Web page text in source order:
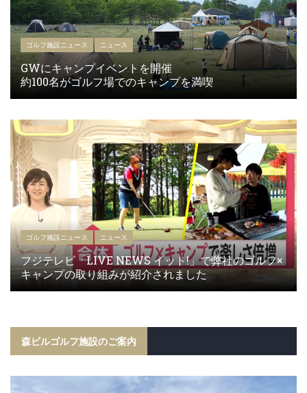
ゴルフ施設ニュース ニュース
GWにキャンプイベントを開催
約100名がゴルフ場でのキャンプを満喫
ゴルフ施設ニュース ニュース
フジテレビ「LIVE NEWS イット!」で弊社のゴルフ×
キャンプの取り組みが紹介されました
森ビルゴルフ施設のご案内